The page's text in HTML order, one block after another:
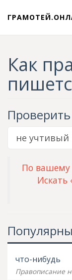
Как
По вашему
Искать
что-нибудь
Правописание